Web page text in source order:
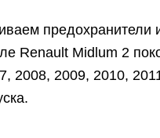
предохранители
Renault Midlum 2
2008, 2009, 2010,